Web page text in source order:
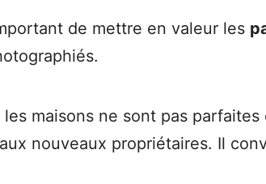
de mettre en valeur les
les maisons ne sont pas
nouveaux propriétaires. Il